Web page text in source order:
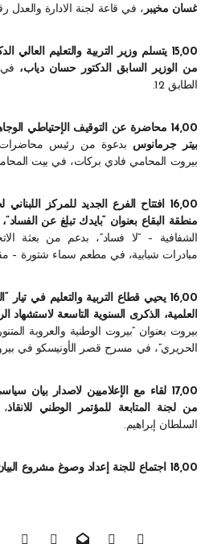
غسان مخيبر ، في قاعة لجنة الادارة والعدل رقم
15,00 يتسلم وزير التربية والتعليم
من الوزير السابق الدكتور حسان دياب، في
الطابق 12.
14,00 محاضرة عن التوقيف الإحتياطي
بيتر جرمانوس بدعوة من رئيس محاضرات
بيروت المحامي فادي بركات، في بيت
منطقة البقاع بعنوان “بايدك تبلغ عن الفساد”،
الشفافية – “لا فساد”، بدعم من بعثة
مبادرات شبابية، في مطعم سماء شتورة –
16,00 يحيي قطاع التربية والتعليم في تيار
العلمية، الذكرى السنوية التاسعة لاستشهاد
بيروت بعنوان “بيروت الوطنية والعروبة
الحريري”، في مسرح قصر الأونيسكو في
17,00 لقاء مع الإعلاميين لاصدار بيان
من لجنة المتابعة للمؤتمر الوطني للانقاذ
السلطان إبراهيم.
18,00 اجتماع للجنة إعداد وصوغ مشروع البيان الوزاري، في السراي الحكومي.